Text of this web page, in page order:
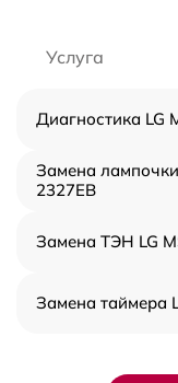
Услуга
Диагностика LG
Замена
2327EB
Замена ТЭН LG
Замена таймера